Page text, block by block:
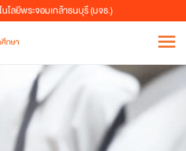
โลยีพระจอมเกล้าธนบุรี (มจธ.)
” (Cookies and Site Data)
(Clear Data) เพื่อลบข้อมูลคุกกี้
” (Manage Data) เพื่อลบเว็บไซต์ที่
บคุกกี้ หรือ